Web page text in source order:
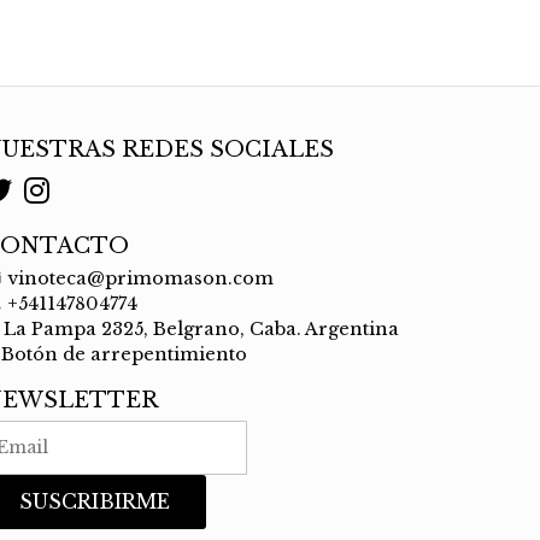
REDES SOCIALES
vinoteca@primomason.com
+541147804774
La Pampa 2325, Belgrano, Caba. Argentina
de arrepentimiento
SUSCRIBIRME